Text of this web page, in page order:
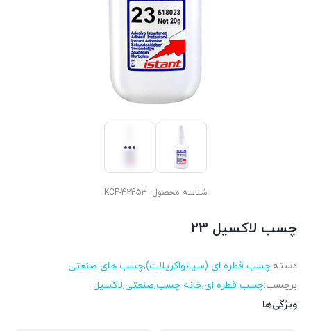
شناسه محصول: KCP-42453
چسب لاکسیل 23
دسته:چسب قطره ای (سیانواکریلات),چسب های صنعتی
برچسب:چسب قطره ای,خانه چسب,صنعتی,لاکسیل
ویژگی‌ها